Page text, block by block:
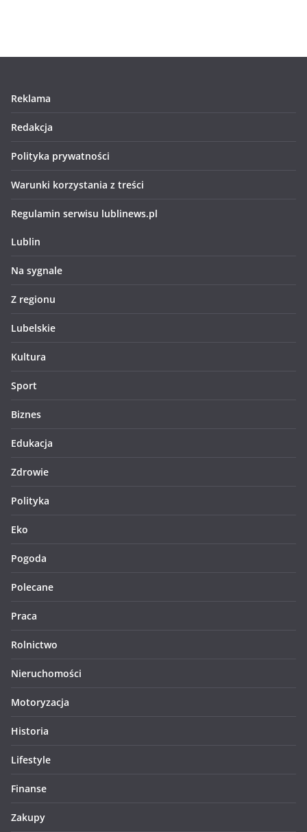
Reklama
Redakcja
Polityka prywatności
Warunki korzystania z treści
Regulamin serwisu lublinews.pl
Lublin
Na sygnale
Z regionu
Lubelskie
Kultura
Sport
Biznes
Edukacja
Zdrowie
Polityka
Eko
Pogoda
Polecane
Praca
Rolnictwo
Nieruchomości
Motoryzacja
Historia
Lifestyle
Finanse
Zakupy